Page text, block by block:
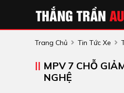
Trang Chủ Tin Tức Xe
MPV 7 CHỖ
NGHỆ